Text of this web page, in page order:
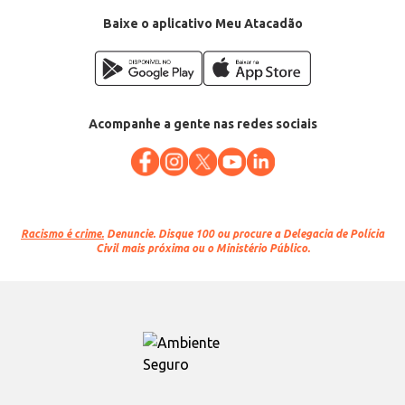
Baixe o aplicativo Meu Atacadão
Acompanhe a gente nas redes sociais
Racismo é crime. Denuncie. Disque 100 ou procure a Delegacia de Polícia
Civil mais próxima ou o Ministério Público.